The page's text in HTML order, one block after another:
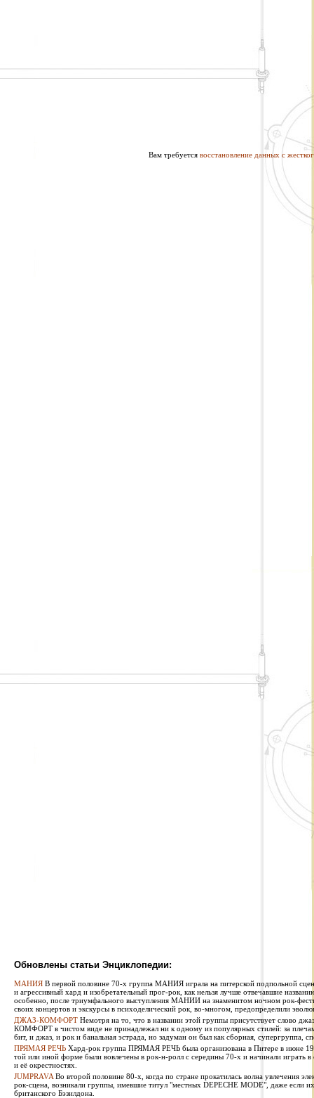
Вам требуется восстановление данных с
Обновлены статьи Энциклопедии:
МАНИЯ В первой половине 70-х группа МАНИЯ играла на питерской подпольной
и агрессивный хард и изобретательный прог-рок, как нельзя лучше отвечавшие
особенно, после триумфального выступления МАНИИ на знаменитом ночном рок-
своих концертов и экскурсы в психоделический рок, во-многом, предопределили
ДЖАЗ-КОМФОРТ Немотря на то, что в названии этой группы присутствует слово
КОМФОРТ в чистом виде не принадлежал ни к одному из популярных стилей: за
бит, и джаз, и рок и банальная эстрада, но задуман он был как сборная, супергруппа,
ПРЯМАЯ РЕЧЬ Хард-рок группа ПРЯМАЯ РЕЧЬ была организована в Питере в июне
той или иной форме были вовлечены в рок-н-ролл с середины 70-х и начинали играть
и её окрестностях.
JUMPRAVA Во второй половине 80-х, когда по стране прокатилась волна увлечения
рок-сцена, возникали группы, имевшие титул "местных DEPECHE MODE", даже если
британского Бэзилдона.